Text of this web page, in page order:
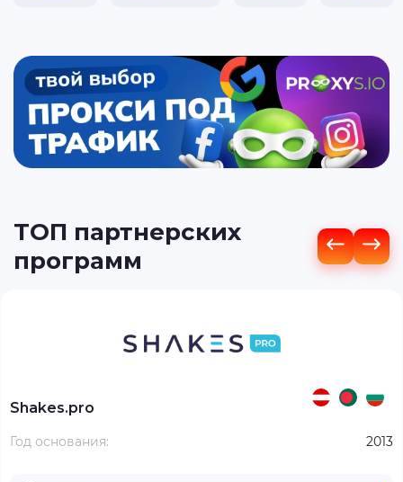
ТОП партнерских
программ
Shakes.pro
Год основания: 2013